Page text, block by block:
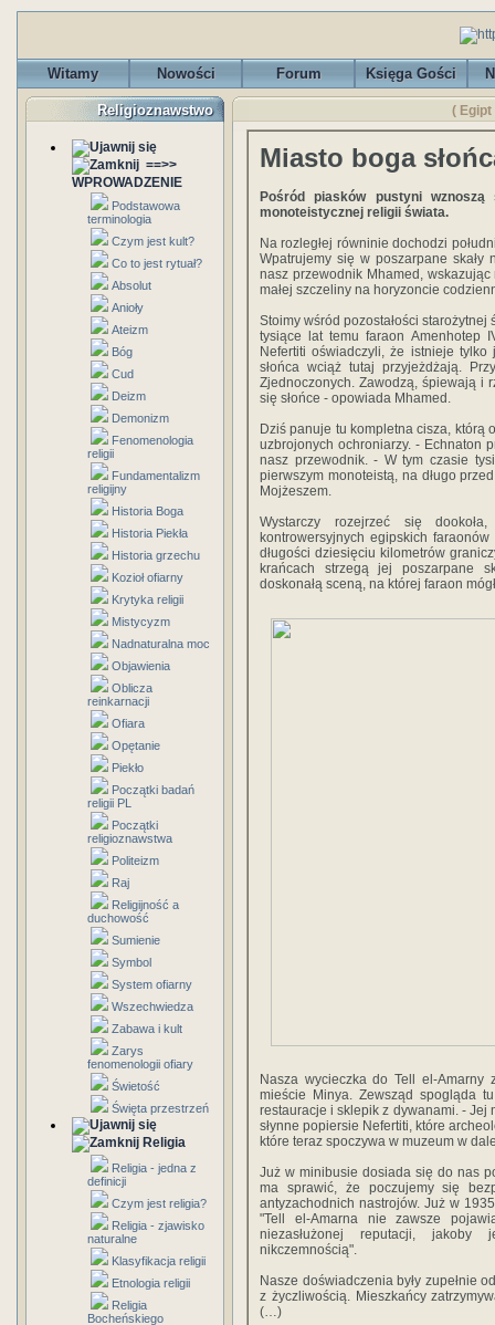
Witamy Nowości Forum Księga Gości
Religioznawstwo
==>>
WPROWADZENIE
Podstawowa
terminologia
Czym jest kult?
Co to jest rytuał?
Absolut
Anioły
Ateizm
Bóg
Cud
Deizm
Demonizm
Fenomenologia
religii
Fundamentalizm
religijny
Historia Boga
Historia Piekła
Historia grzechu
Kozioł ofiarny
Krytyka religii
Mistycyzm
Nadnaturalna moc
Objawienia
Oblicza
reinkarnacji
Ofiara
Opętanie
Piekło
Początki badań
religii PL
Początki
religioznawstwa
Politeizm
Raj
Religijność a
duchowość
Sumienie
Symbol
System ofiarny
Wszechwiedza
Zabawa i kult
Zarys
fenomenologii ofiary
Świetość
Święta przestrzeń
Religia
Religia - jedna z
definicji
Czym jest religia?
Religia - zjawisko
naturalne
Klasyfikacja religii
Etnologia religii
Religia
Bocheńskiego
( Egipt
Miasto boga
Pośród piasków pustyni
monoteistycznej religii świata.
Na rozległej równinie dochodzi
Wpatrujemy się w poszarpane
nasz przewodnik Mhamed,
małej szczeliny na horyzoncie
Stoimy wśród pozostałości
tysiące lat temu faraon Amenhotep
Nefertiti oświadczyli, że istnieje
słońca wciąż tutaj przyjeżdżają.
Zjednoczonych. Zawodzą, śpiewają i
się słońce - opowiada Mhamed.
Dziś panuje tu kompletna cisza, którą
uzbrojonych ochroniarzy. - Echnaton
nasz przewodnik. - W tym czasie
pierwszym monoteistą, na długo
Mojżeszem.
Wystarczy rozejrzeć się
kontrowersyjnych egipskich
długości dziesięciu kilometrów
krańcach strzegą jej poszarpane
doskonałą sceną, na której faraon
Nasza wycieczka do Tell el-
mieście Minya. Zewsząd spogląda
restauracje i sklepik z dywanami. - Jej
słynne popiersie Nefertiti, które
które teraz spoczywa w muzeum w
Już w minibusie dosiada się do nas
ma sprawić, że poczujemy się
antyzachodnich nastrojów. Już w
"Tell el-Amarna nie zawsze
niezasłużonej reputacji, jakoby
nikczemnością".
Nasze doświadczenia były zupełnie
z życzliwością. Mieszkańcy
(…)